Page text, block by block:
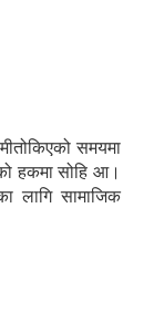
समयमा
हकमा सोहि आ।
लागि सामाजिक